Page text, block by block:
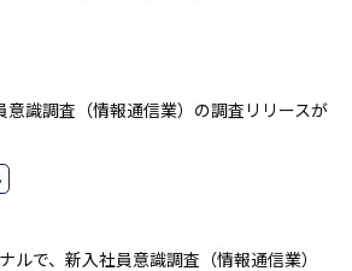
意識調査（情報通信業）の調査リリースが
ルで、新入社員意識調査（情報通信業）